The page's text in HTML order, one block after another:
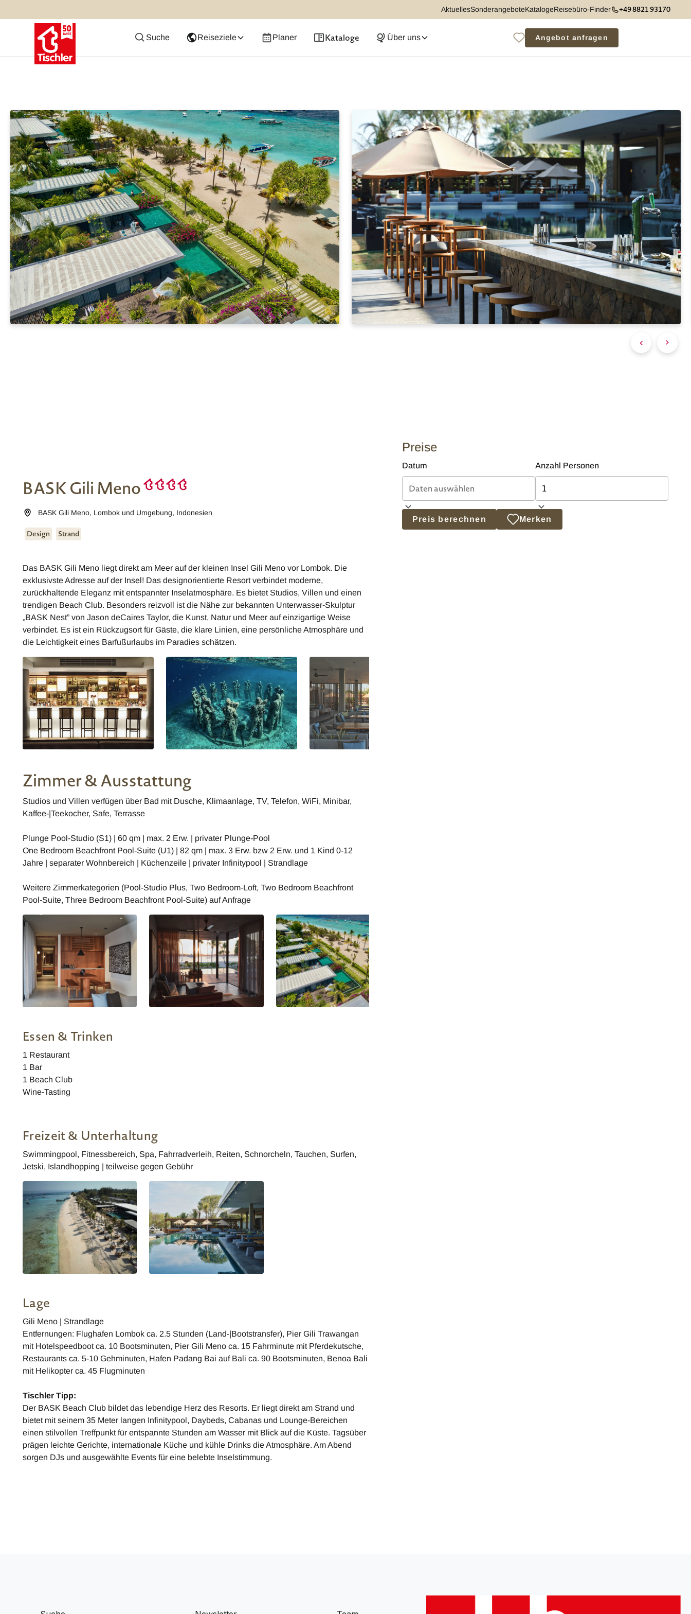
AktuellesSonderangeboteKatalogeReisebüro-Finder +49 8821 93170
Suche Reiseziele Planer Kataloge Über uns Angebot anfragen
BASK Gili Meno
BASK Gili Meno, Lombok und Umgebung, Indonesien
Design Strand
Das BASK Gili Meno liegt direkt am Meer auf der kleinen Insel Gili Meno vor Lombok. Die
exklusivste Adresse auf der Insel! Das designorientierte Resort verbindet moderne,
zurückhaltende Eleganz mit entspannter Inselatmosphäre. Es bietet Studios, Villen und einen
trendigen Beach Club. Besonders reizvoll ist die Nähe zur bekannten Unterwasser-Skulptur
„BASK Nest” von Jason deCaires Taylor, die Kunst, Natur und Meer auf einzigartige Weise
verbindet. Es ist ein Rückzugsort für Gäste, die klare Linien, eine persönliche Atmosphäre und
die Leichtigkeit eines Barfußurlaubs im Paradies schätzen.
Zimmer & Ausstattung
Studios und Villen verfügen über Bad mit Dusche, Klimaanlage, TV, Telefon, WiFi, Minibar,
Kaffee-|Teekocher, Safe, Terrasse
Plunge Pool-Studio (S1) | 60 qm | max. 2 Erw. | privater Plunge-Pool
One Bedroom Beachfront Pool-Suite (U1) | 82 qm | max. 3 Erw. bzw 2 Erw. und 1 Kind 0-12
Jahre | separater Wohnbereich | Küchenzeile | privater Infinitypool | Strandlage
Weitere Zimmerkategorien (Pool-Studio Plus, Two Bedroom-Loft, Two Bedroom Beachfront
Pool-Suite, Three Bedroom Beachfront Pool-Suite) auf Anfrage
Essen & Trinken
1 Restaurant
1 Bar
1 Beach Club
Wine-Tasting
Freizeit & Unterhaltung
Swimmingpool, Fitnessbereich, Spa, Fahrradverleih, Reiten, Schnorcheln, Tauchen, Surfen,
Jetski, Islandhopping | teilweise gegen Gebühr
Lage
Gili Meno | Strandlage
Entfernungen: Flughafen Lombok ca. 2.5 Stunden (Land-|Bootstransfer), Pier Gili Trawangan
mit Hotelspeedboot ca. 10 Bootsminuten, Pier Gili Meno ca. 15 Fahrminute mit Pferdekutsche,
Restaurants ca. 5-10 Gehminuten, Hafen Padang Bai auf Bali ca. 90 Bootsminuten, Benoa Bali
mit Helikopter ca. 45 Flugminuten
Tischler Tipp:
Der BASK Beach Club bildet das lebendige Herz des Resorts. Er liegt direkt am Strand und
bietet mit seinem 35 Meter langen Infinitypool, Daybeds, Cabanas und Lounge-Bereichen
einen stilvollen Treffpunkt für entspannte Stunden am Wasser mit Blick auf die Küste. Tagsüber
prägen leichte Gerichte, internationale Küche und kühle Drinks die Atmosphäre. Am Abend
sorgen DJs und ausgewählte Events für eine belebte Inselstimmung.
Preise
Datum Anzahl Personen
Preis berechnen Merken